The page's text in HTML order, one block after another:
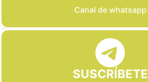
Canal de whatsapp
SUSCRÍBETE